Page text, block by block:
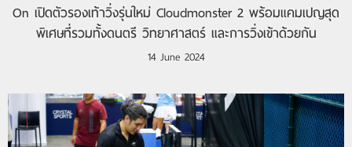
On เปิดตัวรองเท้าวิ่งรุ่นใหม่ Cloudmonster 2 พร้อมแคมเปญสุด
พิเศษที่รวมทั้งดนตรี วิทยาศาสตร์ และการวิ่งเข้าด้วยกัน
14 June 2024